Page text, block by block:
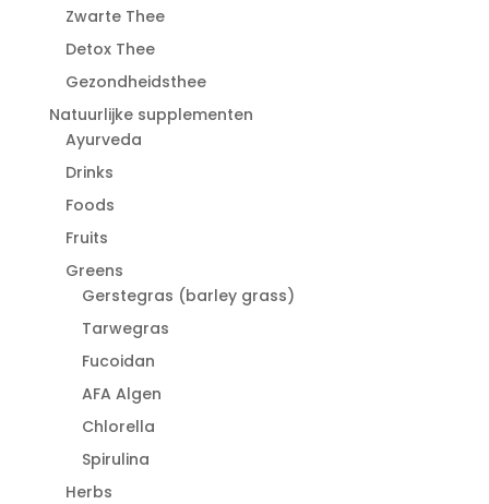
Zwarte Thee
Detox Thee
Gezondheidsthee
Natuurlijke supplementen
Ayurveda
Drinks
Foods
Fruits
Greens
Gerstegras (barley grass)
Tarwegras
Fucoidan
AFA Algen
Chlorella
Spirulina
Herbs